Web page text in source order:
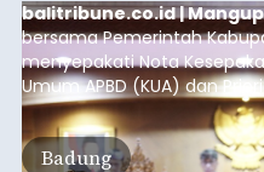
balitribune.co.id |
bersama Pemerintah
menyepakati Nota
Umum APBD (KUA) dan
Sementara (PPAS) Tahun
rapat paripurna yang digelar
Badung, Kamis (6/8/2026).
Badung